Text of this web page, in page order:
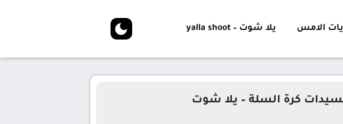
الامس يلا شوت – yalla shoot
كرة السلة – يلا شوت